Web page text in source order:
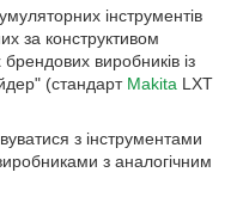
інструментів
за конструктивом
виробників із
(стандарт Makita LXT
з інструментами
з аналогічним